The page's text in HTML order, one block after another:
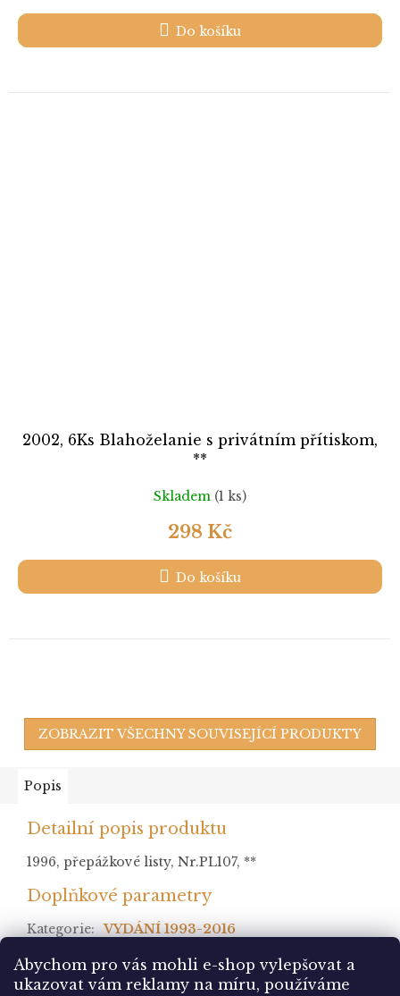
Abychom pro vás mohli e-shop vylepšovat a
ukazovat vám reklamy na míru, používáme
Do košíku
2002, 6Ks Blahoželanie s privátním přítiskom,
**
Skladem (1 ks)
298 Kč
Do košíku
ZOBRAZIT VŠECHNY SOUVISEJÍCÍ PRODUKTY
Popis
Detailní popis produktu
1996, přepážkové listy, Nr.PL107, **
Doplňkové parametry
Kategorie: VYDÁNÍ 1993-2016